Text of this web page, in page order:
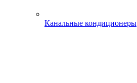
Канальные кондиционеры